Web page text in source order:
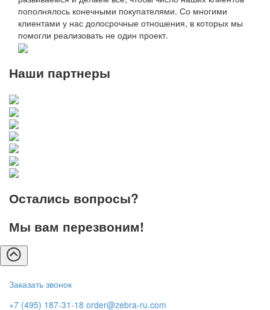
пополнялось конечными покупателями. Со многими
клиентами у нас долосрочные отношения, в которых мы
помогли реализовать не один проект.
Наши партнеры
Остались вопросы?
Мы вам перезвоним!
Заказать звонок
+7 (495) 187-31-18 order@zebra-ru.com